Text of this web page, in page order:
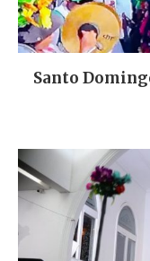
Santo